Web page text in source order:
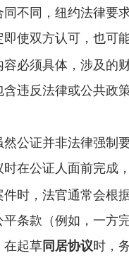
同不同，纽约法律要
使双方认可，也可
容必须具体，涉及的
违反法律或公共政
然公证并非法律强制
在公证人面前完成
件时，法官通常会根
条款（例如，一方
在起草同居协议时，